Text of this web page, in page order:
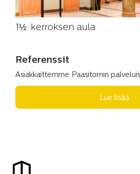
1½. kerroksen aula
Referenssit
Asiakkaittemme Paasitornin
Lue lisää